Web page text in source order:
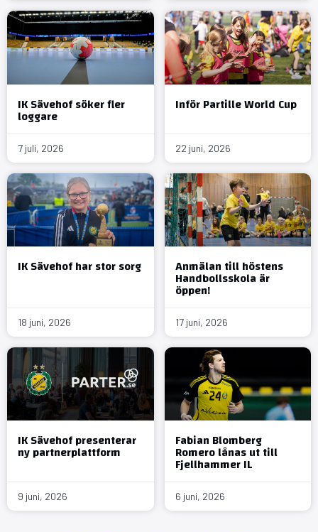
IK Sävehof söker fler
loggare
7 juli, 2026
Inför Partille World Cup
22 juni, 2026
IK Sävehof har stor sorg
18 juni, 2026
Anmälan till höstens
Handbollsskola är
öppen!
17 juni, 2026
IK Sävehof presenterar
ny partnerplattform
9 juni, 2026
Fabian Blomberg
Romero lånas ut till
Fjellhammer IL
6 juni, 2026